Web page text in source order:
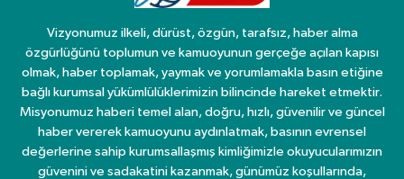
Vizyonumuz ilkeli, dürüst, özgün, tarafsız, haber alma
özgürlüğünü toplumun ve kamuoyunun gerçeğe açılan kapısı
olmak, haber toplamak, yaymak ve yorumlamakla basın etiğine
bağlı kurumsal yükümlülüklerimizin bilincinde hareket etmektir.
Misyonumuz haberi temel alan, doğru, hızlı, güvenilir ve güncel
haber vererek kamuoyunu aydınlatmak, basının evrensel
değerlerine sahip kurumsallaşmış kimliğimizle okuyucularımızın
güvenini ve sadakatini kazanmak, günümüz koşullarında,